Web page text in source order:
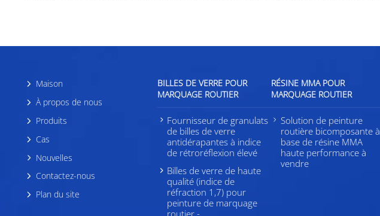
Maison
À propos de nous
Produits
Cas
Nouvelles
Contactez-nous
Plan du site
BILLES DE VERRE POUR
MARQUAGE ROUTIER
Fournisseur de granulats
de billes de verre
antidérapantes à indice
de rétroréflexion élevé
Billes de verre de haute
qualité (indice de
réfraction 1,7) pour
peinture de marquage
RÉSINE MMA POUR
MARQUAGE ROUTIER
Solution de peinture
routière bicomposante à
base de résine MMA
haute performance à
vendre